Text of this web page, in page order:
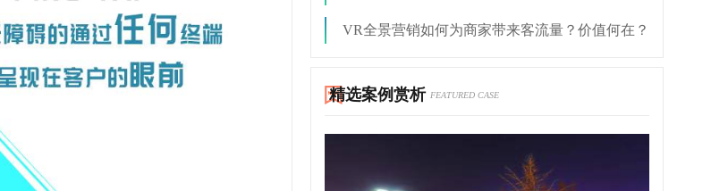
VR全景营销如何为商家带来客流量？价值何在？
精选案例赏析 FEATURED CASE